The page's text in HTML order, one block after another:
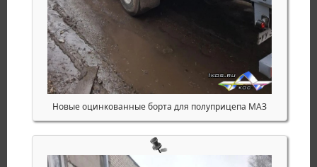
Новые оцинкованные борта для полуприцепа МАЗ